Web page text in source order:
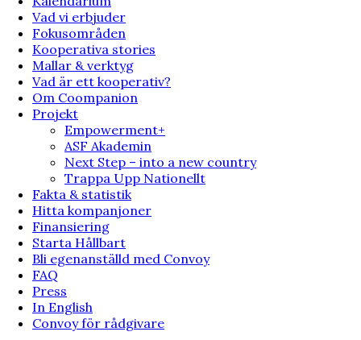
Vad vi erbjuder
Fokusområden
Kooperativa stories
Mallar & verktyg
Vad är ett kooperativ?
Om Coompanion
Projekt
Empowerment+
ASF Akademin
Next Step – into a new country
Trappa Upp Nationellt
Fakta & statistik
Hitta kompanjoner
Finansiering
Starta Hållbart
Bli egenanställd med Convoy
FAQ
Press
In English
Convoy för rådgivare